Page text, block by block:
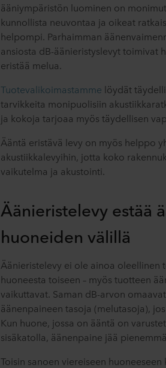
ääniympäristön luominen on
kunnollista neuvontaa ja oikeat
helpompi. Parhaimman
ansiosta dB-äänieristyslevyt toimivat
eristää melua.
Tuotevalikoimastamme löydät
tarvikkeita monipuolisiin
ja kokoja tarjoaa myös täydellisen
Ääntä eristävä levy on myös helppo
akustiikkalevyihin, jotta koko
vaikutelma ja akustointi.
Äänieristelevy estää
huoneiden välillä
Äänieristelevy ei ole ainoa oleellinen
huoneesta toiseen – myös tuotteen
vaikuttavat. Saman dB-arvon
äänenpaineen tasoja (melutasoja),
Kun huone, jossa on ääntä on
sisäkatolla, äänenpaine jää
Toisin sanoen viereiseen